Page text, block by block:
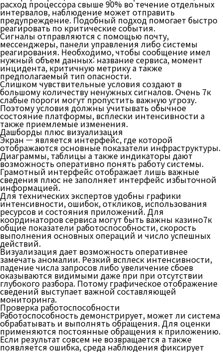
расход процессора свыше 90% во течение отдельных
интервалов, наблюдение может отправить
предупреждение. Подобный подход помогает быстро
реагировать по критические события.
Сигналы отправляются с помощью почту,
мессенджеры, панели управления либо системы
реагирования. Необходимо, чтобы сообщение имел
нужный объем данных: название сервиса, момент
инцидента, критичную метрику а также
предполагаемый тип опасности.
Слишком чувствительные условия создают в
большому количеству ненужных сигналов. Очень 7к
слабые пороги могут пропустить важную угрозу.
Поэтому условия должны учитывать обычное
состояние платформы, всплески интенсивности а
также приемлемые изменения.
Дашборды плюс визуализация
Экран — является интерфейс, где которой
отображаются основные показатели инфраструктуры.
Диаграммы, таблицы а также индикаторы дают
возможность оперативно понять работу системы.
Грамотный интерфейс отображает лишь важные
сведения плюс не заполняет интерфейс избыточной
информацией.
Для технических экспертов удобны графики
интенсивности, ошибок, откликов, использования
ресурсов и состояния приложений. Для
координаторов сервиса могут быть важны казино7к
общие показатели работоспособности, скорость
выполнения основных операций и число успешных
действий.
Визуализация дает возможность оперативнее
замечать аномалии. Резкий всплеск интенсивности,
падение числа запросов либо увеличение сбоев
оказываются видимыми даже при при отсутствии
глубокого разбора. Потому графическое отображение
сведений выступает важной составляющей
мониторинга.
Проверка работоспособности
Работоспособность демонстрирует, может ли система
обрабатывать и выполнять обращения. Для оценки
применяются постоянные обращения к приложению.
Если результат совсем не возвращается а также
появляется ошибка, среда наблюдения фиксирует